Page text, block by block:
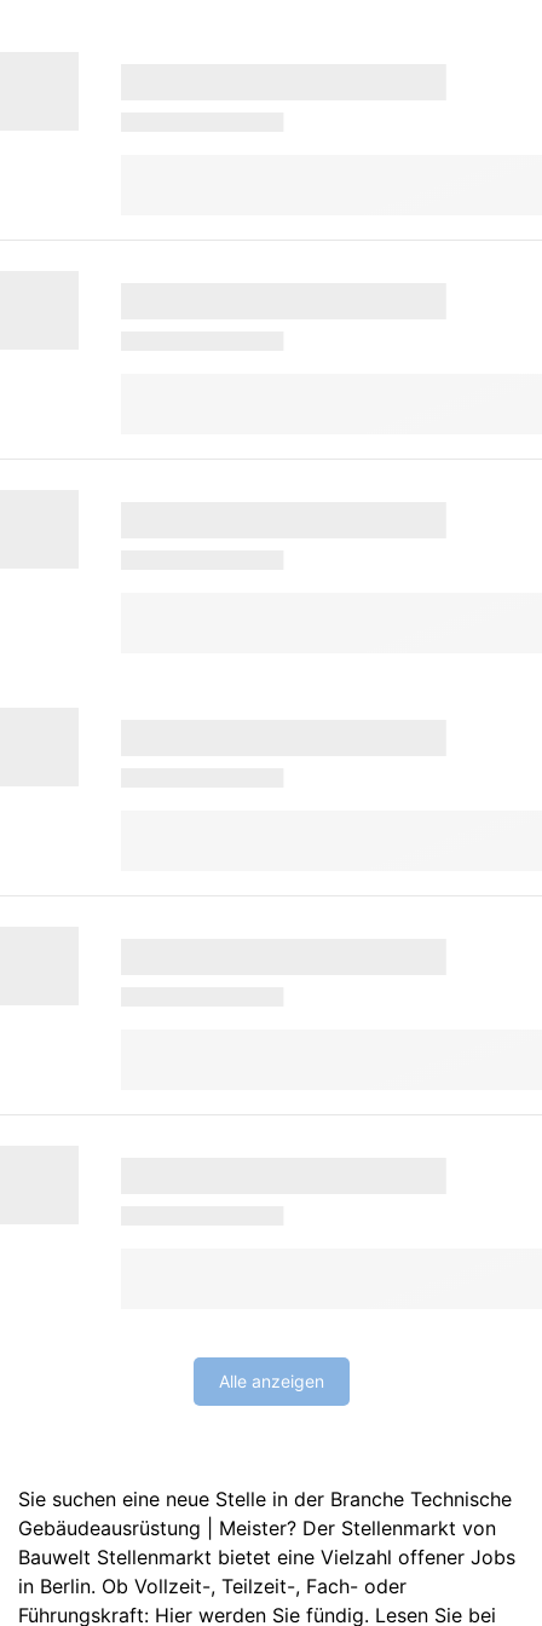
Alle anzeigen
Sie suchen eine neue Stelle in der Branche Technische
Gebäudeausrüstung | Meister? Der Stellenmarkt von
Bauwelt Stellenmarkt bietet eine Vielzahl offener Jobs
in Berlin. Ob Vollzeit-, Teilzeit-, Fach- oder
Führungskraft: Hier werden Sie fündig. Lesen Sie bei